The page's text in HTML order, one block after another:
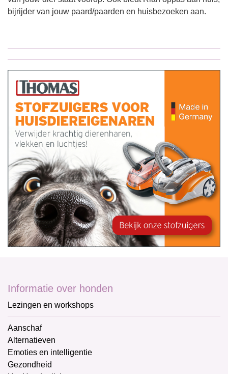
bijrijder van jouw paard/paarden en huisbezoeken aan.
Informatie over honden
Lezingen en workshops
Aanschaf
Alternatieven
Emoties en intelligentie
Gezondheid